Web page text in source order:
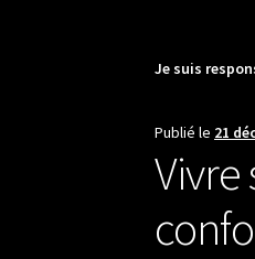
Je suis
Publié le 21
Vivre